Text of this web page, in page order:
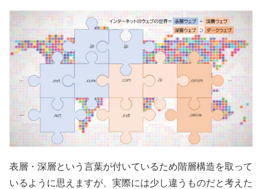
表層・深層という言葉が付いているため階層構造を取って
いるように思えますが、実際には少し違うものだと考えた